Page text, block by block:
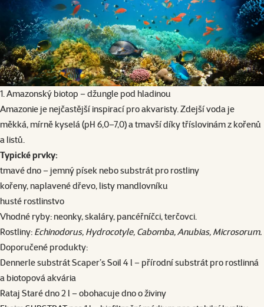
1. Amazonský biotop – džungle pod hladinou
Amazonie je nejčastější inspirací pro akvaristy. Zdejší voda je
měkká, mírně kyselá (pH 6,0–7,0) a tmavší díky tříslovinám z kořenů
a listů.
Typické prvky:
tmavé dno – jemný písek nebo substrát pro rostliny
kořeny, naplavené dřevo, listy mandlovníku
husté rostlinstvo
Vhodné ryby: neonky, skaláry, pancéřníčci, terčovci.
Rostliny: Echinodorus, Hydrocotyle, Cabomba, Anubias, Microsorum.
Doporučené produkty:
Dennerle substrát Scaper’s Soil 4 l – přírodní substrát pro rostlinná
a biotopová akvária
Rataj Staré dno 2 l – obohacuje dno o živiny